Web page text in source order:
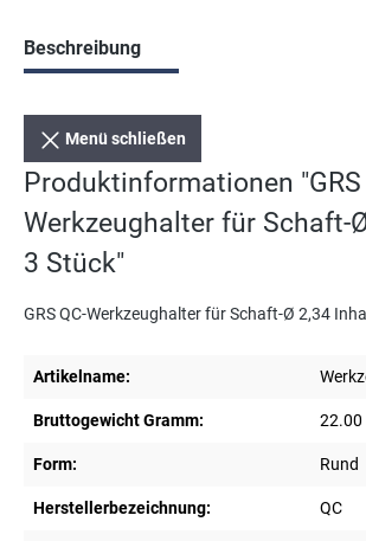
Beschreibung
Menü schließen
Produktinformationen "GRS
Werkzeughalter für Schaft-
3 Stück"
GRS QC-Werkzeughalter für Schaft-Ø 2,34
Artikelname:
Bruttogewicht Gramm: 22.00
Form: Rund
Herstellerbezeichnung: QC